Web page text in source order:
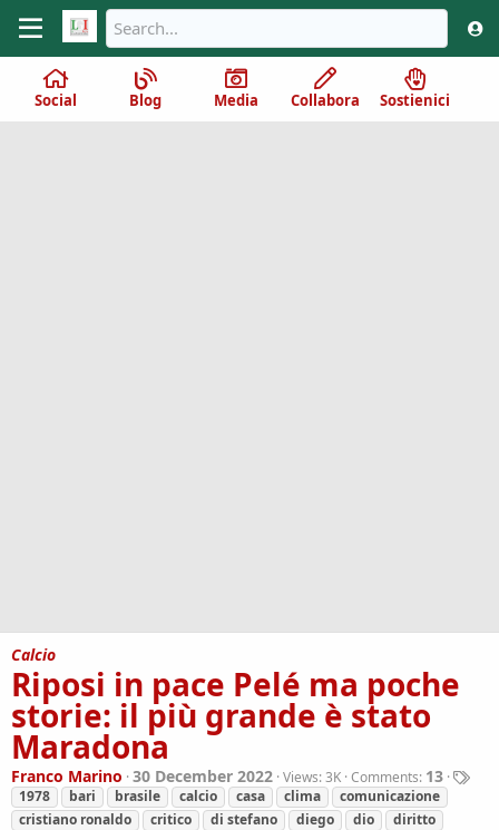
Social Blog Media Collabora Sostienici
Calcio
Riposi in pace Pelé ma poche
storie: il più grande è stato
Maradona
Franco Marino 30 December 2022 Views:3K Comments: 13
T
1978 bari brasile calcio casa clima
comunicazione
cristiano ronaldo
critico di stefano diego dio
diritto